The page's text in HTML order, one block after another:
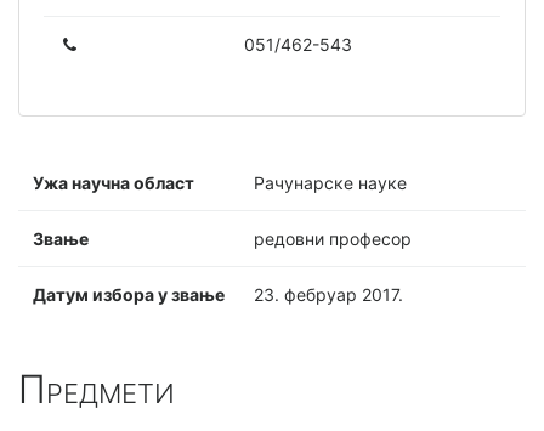
051/462-543
Ужа научна област Рачунарске науке
Звање редовни професор
Датум избора у звање 23. фебруар 2017.
Предмети